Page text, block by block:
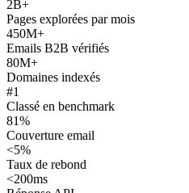
2B+
Pages explorées par mois
450M+
Emails B2B vérifiés
80M+
Domaines indexés
#1
Classé en benchmark
81%
Couverture email
<5%
Taux de rebond
<200ms